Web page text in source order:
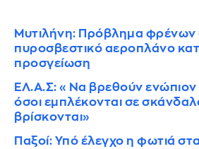
Μυτιλήνη: Πρόβλημα φρένων
πυροσβεστικό αεροπλάνο
προσγείωση
ΕΛ.Α.Σ: «Να βρεθούν ενώπιον
όσοι εμπλέκονται σε
βρίσκονται»
Παξοί: Υπό έλεγχο η φωτιά